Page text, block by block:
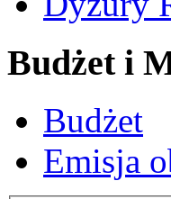
Budżet i
Budżet
Emisja